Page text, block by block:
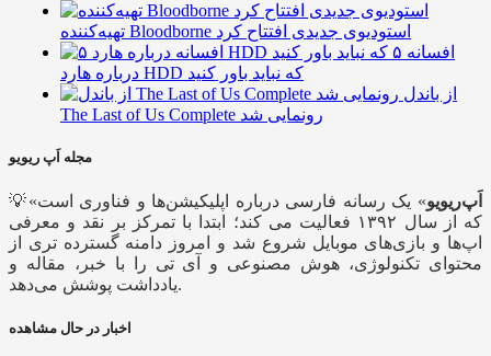
تهیه‌کننده Bloodborne استودیوی جدیدی افتتاح کرد
۵ افسانه
درباره هارد HDD که نباید باور کنید
از باندل
The Last of Us Complete رونمایی شد
مجله اَپ ریویو
💡« اَپ‌ریویو» یک رسانه فارسی درباره اپلیکیشن‌ها و فناوری است
که از سال ۱۳۹۲ فعالیت می کند؛ ابتدا با تمرکز بر نقد و معرفی
اپ‌ها و بازی‌های موبایل شروع شد و امروز دامنه گسترده تری از
محتوای تکنولوژی، هوش مصنوعی و آی تی را با خبر، مقاله و
یادداشت پوشش می‌دهد.
اخبار در حال مشاهده